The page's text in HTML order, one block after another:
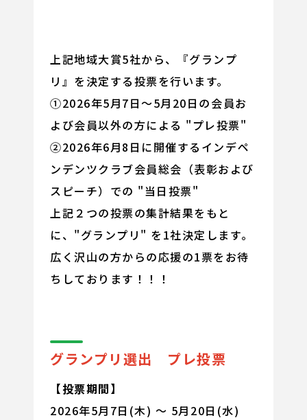
上記地域大賞5社から、『グランプ
リ』を決定する投票を行います。
①2026年5月7日～5月20日の会員お
よび会員以外の方による "プレ投票"
②2026年6月8日に開催するインデペ
ンデンツクラブ会員総会（表彰および
スピーチ）での "当日投票"
上記２つの投票の集計結果をもと
に、"グランプリ" を1社決定します。
広く沢山の方からの応援の1票をお待
ちしております！！！
グランプリ選出 プレ投票
【投票期間】
2026年5月7日(木) ～ 5月20日(水)